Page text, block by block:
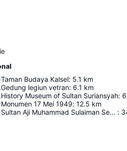
Taman Budaya Kalsel: 5.1 km
Gedung legiun vetran: 6.1 km
History Museum of Sultan Suriansyah:
Monumen 17 Mei 1949: 12.5 km
Sultan Aji Muhammad Sulaiman Sepinggan International Airport :